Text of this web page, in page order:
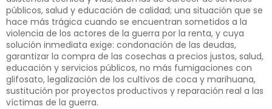
públicos, salud y educación de calidad; una situación que se
hace más trágica cuando se encuentran sometidos a la
violencia de los actores de la guerra por la renta, y cuya
solución inmediata exige: condonación de las deudas,
garantizar la compra de las cosechas a precios justos, salud,
educación y servicios públicos, no más fumigaciones con
glifosato, legalización de los cultivos de coca y marihuana,
sustitución por proyectos productivos y reparación real a las
víctimas de la guerra.